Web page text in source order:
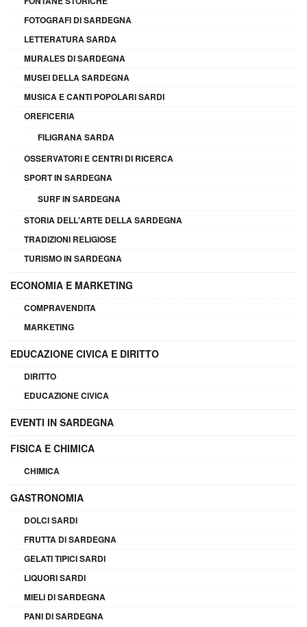
FOTOGRAFI DI SARDEGNA
LETTERATURA SARDA
MURALES DI SARDEGNA
MUSEI DELLA SARDEGNA
MUSICA E CANTI POPOLARI SARDI
OREFICERIA
FILIGRANA SARDA
OSSERVATORI E CENTRI DI RICERCA
SPORT IN SARDEGNA
SURF IN SARDEGNA
STORIA DELL'ARTE DELLA SARDEGNA
TRADIZIONI RELIGIOSE
TURISMO IN SARDEGNA
ECONOMIA E MARKETING
COMPRAVENDITA
MARKETING
EDUCAZIONE CIVICA E DIRITTO
DIRITTO
EDUCAZIONE CIVICA
EVENTI IN SARDEGNA
FISICA E CHIMICA
CHIMICA
GASTRONOMIA
DOLCI SARDI
FRUTTA DI SARDEGNA
GELATI TIPICI SARDI
LIQUORI SARDI
MIELI DI SARDEGNA
PANI DI SARDEGNA